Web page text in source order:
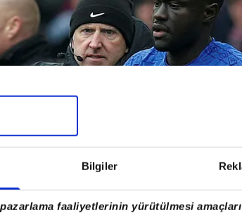
Bilgiler
faaliyetlerinin yürütülmesi